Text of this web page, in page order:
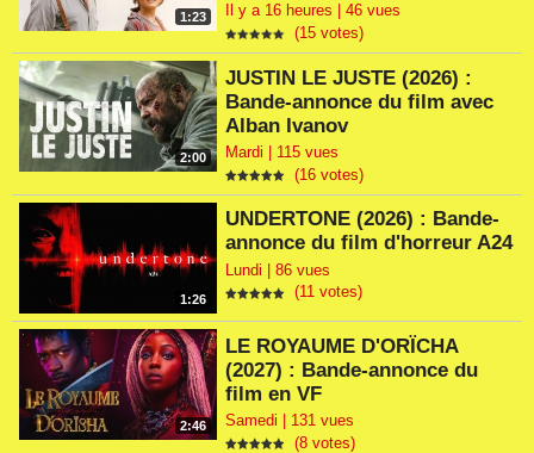
1:23
Il y a 16 heures | 46 vues
(15 votes)
2:00
JUSTIN LE JUSTE (2026) :
Bande-annonce du film avec
Alban Ivanov
Mardi | 115 vues
(16 votes)
1:26
UNDERTONE (2026) : Bande-
annonce du film d'horreur A24
Lundi | 86 vues
(11 votes)
2:46
LE ROYAUME D'ORÏCHA
(2027) : Bande-annonce du
film en VF
Samedi | 131 vues
(8 votes)